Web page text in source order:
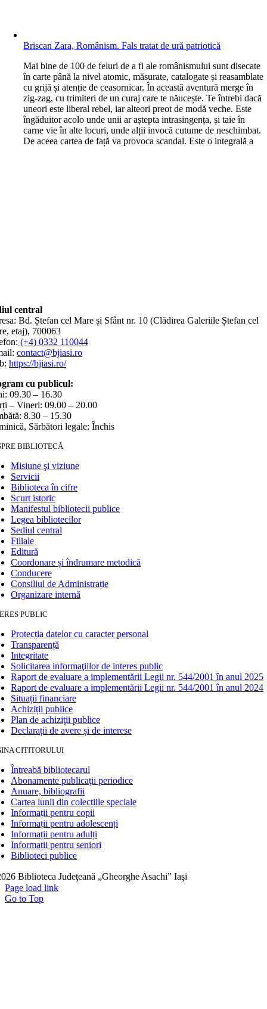
Briscan Zara, Românism. Fals tratat de ură patriotică
Mai bine de 100 de feluri de a fi ale românismului sunt disecate
în carte până la nivel atomic, măsurate, catalogate și reasamblate
cu grijă și atenție de ceasornicar. În această aventură merge în
zig-zag, cu trimiteri de un curaj care te năucește. Te întrebi dacă
uneori este liberal rebel, iar alteori preot de modă veche. Este
îngăduitor acolo unde unii ar aștepta intrasingența, și taie în
carne vie în alte locuri, unde alții invocă cutume de neschimbat.
De aceea cartea de față va provoca scandal. Este o integrală a
central
Bd. Ștefan cel Mare și Sfânt nr. 10 (Clădirea Galeriile Ștefan cel
etaj), 700063
(+4) 0332 110044
contact@bjiasi.ro
https://bjiasi.ro/
cu publicul:
09.30 – 16.30
– Vineri: 09.00 – 20.00
8.30 – 15.30
Sărbători legale: Închis
BIBLIOTECĂ
Misiune şi viziune
Servicii
Biblioteca în cifre
Scurt istoric
Manifestul bibliotecii publice
Legea bibliotecilor
Sediul central
Filiale
Editură
Coordonare și îndrumare metodică
Conducere
Consiliul de Administrație
Organizare internă
PUBLIC
Protecția datelor cu caracter personal
Transparență
Integritate
Solicitarea informaţiilor de interes public
Raport de evaluare a implementării Legii nr. 544/2001 în anul 2025
Raport de evaluare a implementării Legii nr. 544/2001 în anul 2024
Situații financiare
Achiziții publice
Plan de achiziţii publice
Declarații de avere și de interese
CITITORULUI
Întreabă bibliotecarul
Abonamente publicaţii periodice
Anuare, bibliografii
Cartea lunii din colecțiile speciale
Informații pentru copii
Informații pentru adolescenți
Informații pentru adulți
Informații pentru seniori
Biblioteci publice
Biblioteca Judeţeană „Gheorghe Asachi” Iaşi
Page load link
Go to Top